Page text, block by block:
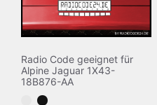
Radio Code geeignet für
Alpine Jaguar 1X43-
18B876-AA